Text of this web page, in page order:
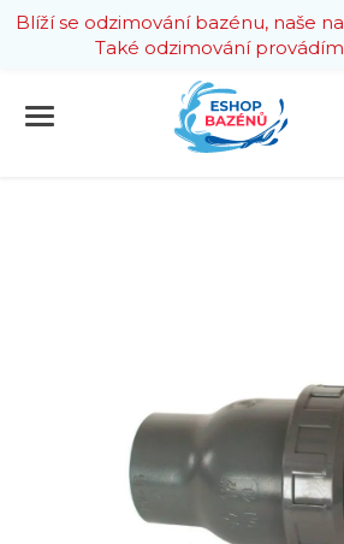
Blíží se odzimování bazénu, naše
Také odzimování